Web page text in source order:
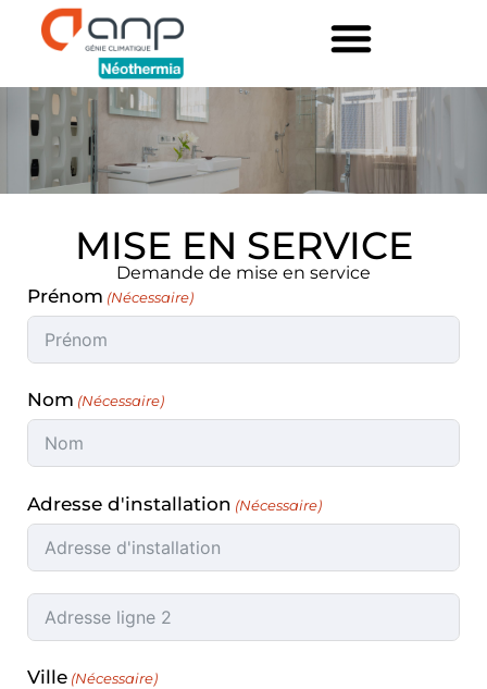
MISE EN SERVICE
Demande de mise en service
Prénom
Nom
Adresse d'installation
Ville